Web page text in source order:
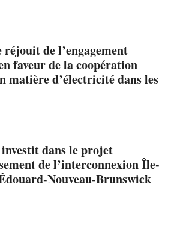
réjouit de l’engagement
faveur de la coopération
matière d’électricité dans les
dans le projet
de l’interconnexion Île-
Nouveau-Brunswick